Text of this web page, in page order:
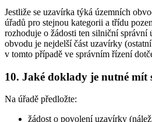
Jestliže se uzavírka týká územních
úřadů pro stejnou kategorii a třídu
rozhoduje o žádosti ten silniční správní
obvodu je nejdelší část uzavírky
v tomto případě ve správním řízení
10. Jaké doklady je nutné mít
Na úřadě předložte:
žádost o povolení uzavírky